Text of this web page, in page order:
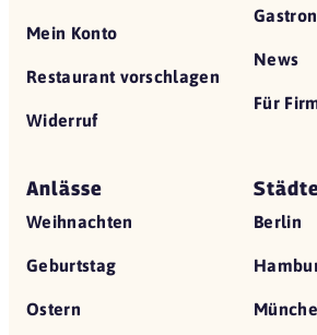
Mein Konto
Restaurant vorschlagen
Widerruf
News
Für
Anlässe
Weihnachten
Geburtstag
Ostern
Berlin